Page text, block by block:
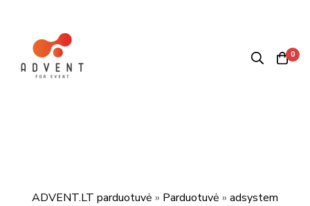
0
ADVENT.LT parduotuvė » Parduotuvė » adsystem